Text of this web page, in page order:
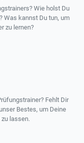
Wie holst Du
Was kannst Du tun, um
zu lernen?
Fehlt Dir
Bestes, um Deine
lassen.